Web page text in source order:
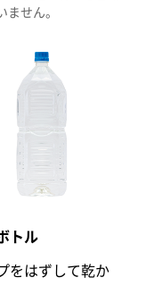
ません。
トル
をはずして乾か